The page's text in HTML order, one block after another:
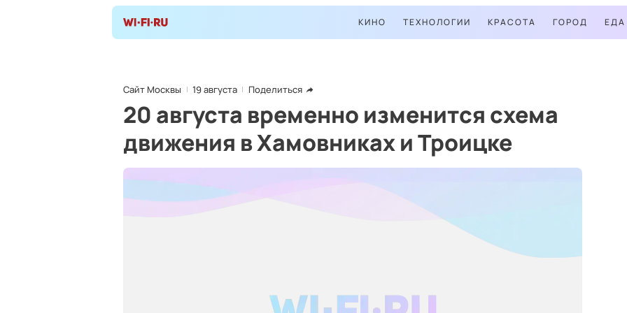
КИНО ТЕХНОЛОГИИ КРАСОТА ГОРОД ЕДА
Сайт Москвы 19 августа Поделиться
20 августа временно изменится схема
движения в Хамовниках и Троицке